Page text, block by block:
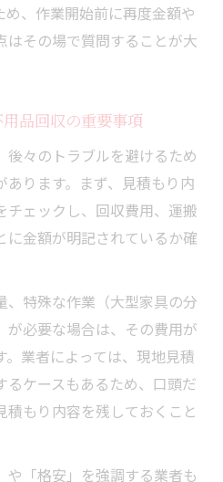
め、作業開始前に再度金額や
はその場で質問することが大
品回収の重要事項
々のトラブルを避けるため
ります。まず、見積もり内
チェックし、回収費用、運搬
に金額が明記されているか確
、特殊な作業（大型家具の分
が必要な場合は、その費用が
業者によっては、現地見積
るケースもあるため、口頭だ
積もり内容を残しておくこと
や「格安」を強調する業者も